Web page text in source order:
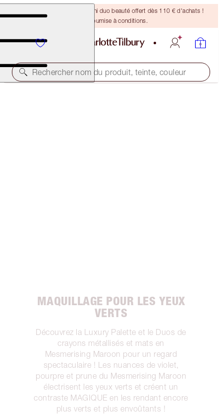
DERNIÈRE CHANCE ! Un mini duo beauté offert dès 110 € d'achats !
Offre soumise à conditions.
Rechercher nom du produit, teinte, couleur
MAQUILLAGE POUR LES YEUX
VERTS
Découvrez la Luxury Palette et le Duos de
crayons métallisés et mats en
Mesmerising Maroon pour un regard
spectaculaire ! Les nuances de violet,
pourpre et prune du Mesmerising Maroon
électrisent les yeux verts et créent un
contraste MAGIQUE en les rendant encore
plus verts et plus envoûtants !